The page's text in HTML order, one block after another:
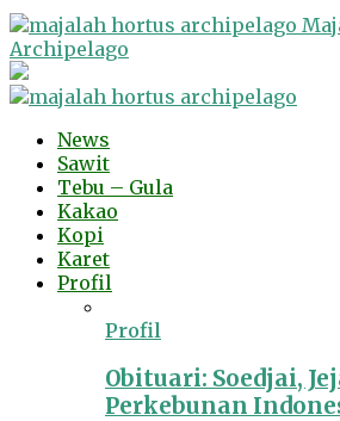
Archipelago
News
Sawit
Tebu – Gula
Kakao
Kopi
Karet
Profil
Profil
Obituari: Soedjai,
Perkebunan